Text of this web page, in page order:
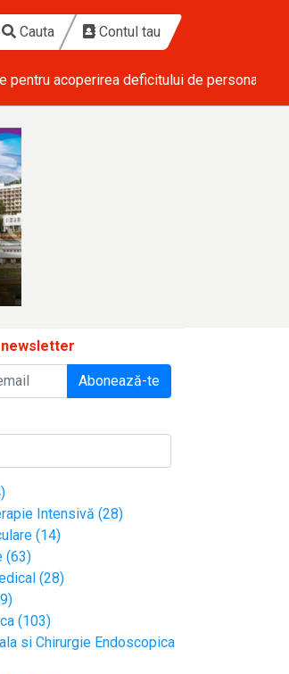
Cauta Contul tau
Hospital investește 1,7 milioane
Abonează-te
Intensivă (28)
(14)
(63)
(28)
(103)
si Chirurgie Endoscopica